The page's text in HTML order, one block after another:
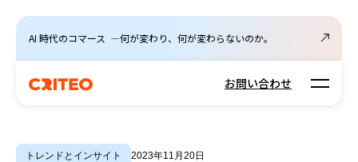
AI 時代のコマース ―何が変わり、何が変わらないのか。
お問い合わせ Open
トレンドとインサイト 2023年11月20日